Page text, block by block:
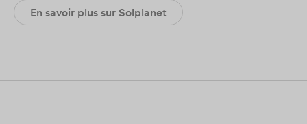
En savoir plus sur Solplanet